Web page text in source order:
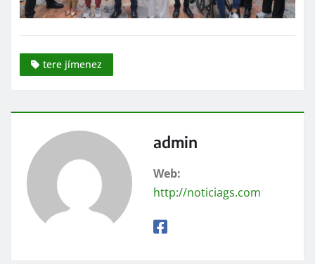
tere jímenez
admin
Web:
http://noticiags.com